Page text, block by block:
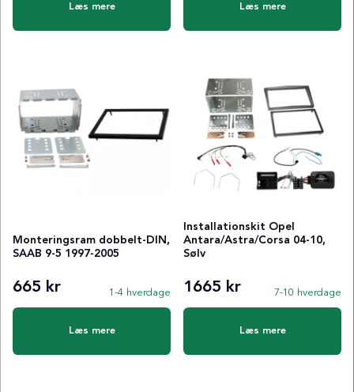
Læs mere Læs mere
Monteringsram dobbelt-DIN,
SAAB 9-5 1997-2005
665 kr 1-4 hverdage
Læs mere
Installationskit Opel
Antara/Astra/Corsa 04-10,
Sølv
1665 kr 7-10 hverdage
Læs mere